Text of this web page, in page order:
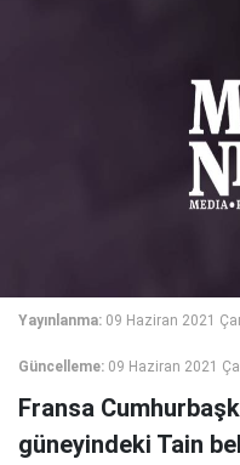
Yayınlanma: 09 Haziran 2021
Güncelleme: 09 Haziran 2021
Fransa
güneyindeki Tain